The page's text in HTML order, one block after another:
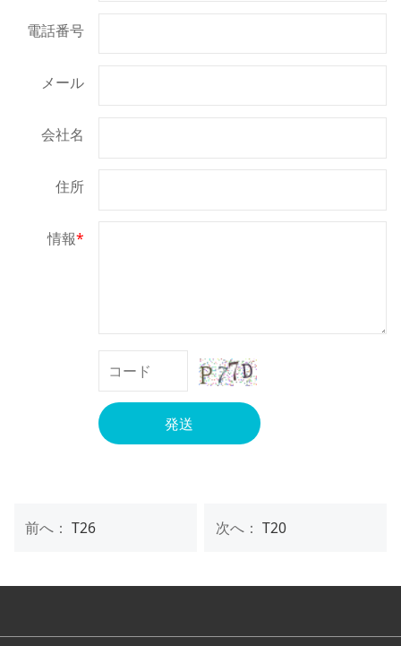
電話番号
メール
会社名
住所
情報*
発送
前へ：T26 次へ： T20